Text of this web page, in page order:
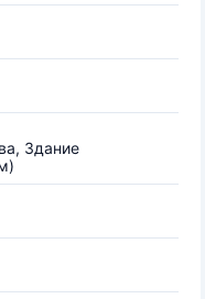
Здание